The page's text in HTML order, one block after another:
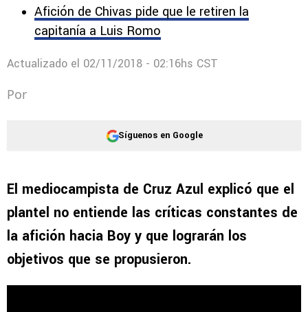
Afición de Chivas pide que le retiren la
capitanía a Luis Romo
Actualizado el 02/11/2018 - 02:16hs CST
Por
Síguenos en Google
El mediocampista de Cruz Azul explicó que el
plantel no entiende las críticas constantes de
la afición hacia Boy y que lograrán los
objetivos que se propusieron.